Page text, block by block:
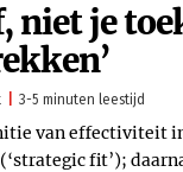
niet je
3-5 minuten leestijd
van effectiviteit
fit’);